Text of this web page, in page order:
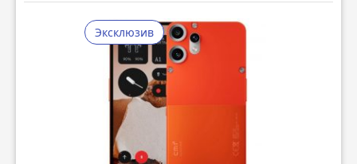
Эксклюзив